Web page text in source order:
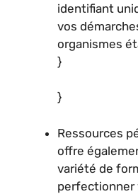
identifiant
vos
organismes
}
}
Ressources
offre
variété de
perfectionner